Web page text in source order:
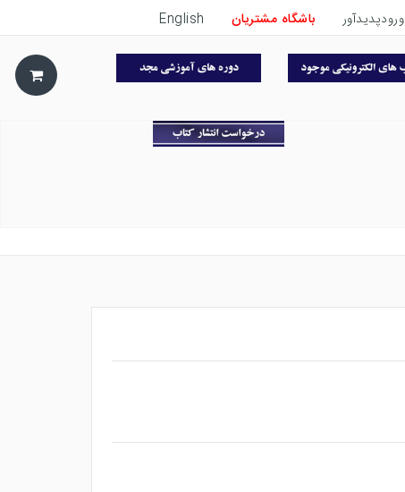
ورودپدیدآور باشگاه مشتریان English